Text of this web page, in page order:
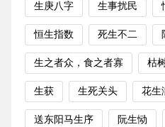
生庚八字 生事扰民
恒生指数 死生不二
生之者众，食之者寡 枯
生获 生死关头 花生
送东阳马生序 阮生恸